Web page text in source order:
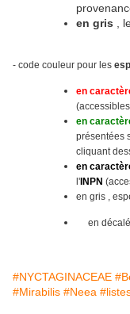
en gris
,
- code couleur pour les
en
en
présentées
cliquant
en
l' INPN
en gris ,
en décalé
#NYCTAGINACEAE
#Mirabilis #Neea